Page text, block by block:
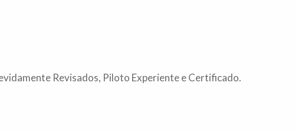
Revisados, Piloto Experiente e Certificado.